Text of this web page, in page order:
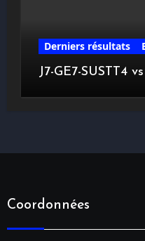
Derniers résultats
J7-GE7-SUSTT4
Coordonnées